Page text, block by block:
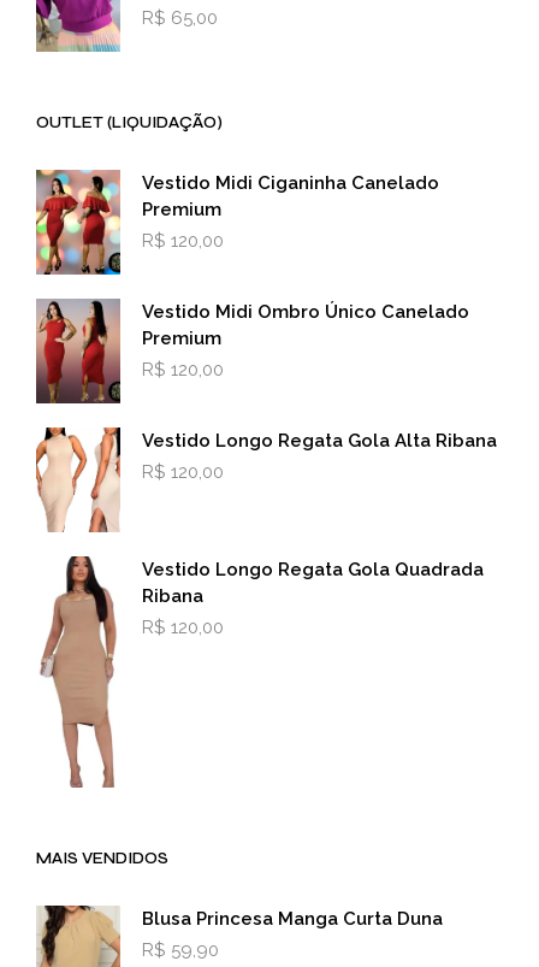
R$ 65,00
OUTLET (LIQUIDAÇÃO)
Vestido Midi Ciganinha Canelado
Premium
R$ 120,00
Vestido Midi Ombro Único Canelado
Premium
R$ 120,00
Vestido Longo Regata Gola Alta Ribana
R$ 120,00
Vestido Longo Regata Gola Quadrada
Ribana
R$ 120,00
MAIS VENDIDOS
Blusa Princesa Manga Curta Duna
R$ 59,90